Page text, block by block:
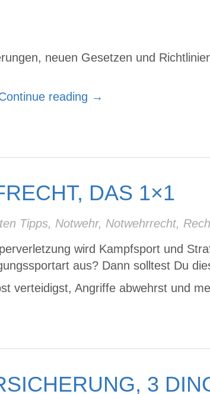
neuen Gesetzen und
reading →
DAS 1×1
Tipps, Notwehr, Notwehrrecht,
wird Kampfsport und
aus? Dann solltest Du
verteidigst, Angriffe abwehrst und
3